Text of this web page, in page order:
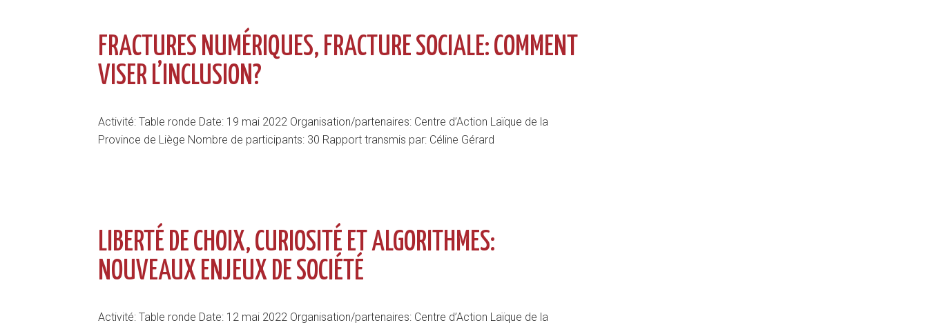
FRACTURES NUMÉRIQUES, FRACTURE SOCIALE: COMMENT
VISER L’INCLUSION?
Activité: Table ronde Date: 19 mai 2022 Organisation/partenaires: Centre d’Action Laïque de la
Province de Liège Nombre de participants: 30 Rapport transmis par: Céline Gérard
LIBERTÉ DE CHOIX, CURIOSITÉ ET ALGORITHMES:
NOUVEAUX ENJEUX DE SOCIÉTÉ
Activité: Table ronde Date: 12 mai 2022 Organisation/partenaires: Centre d’Action Laïque de la